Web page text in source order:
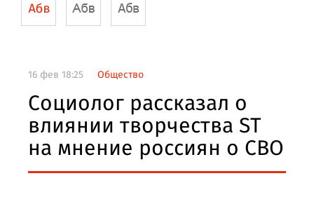
16 фев 18:25 Общество
Социолог рассказал о
влиянии творчества ST
на мнение россиян о СВО